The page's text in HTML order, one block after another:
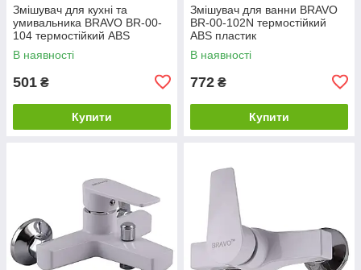
Змішувач для кухні та
умивальника BRAVO BR-00-
104 термостійкий ABS
пластик
В наявності
501 ₴
Купити
Змішувач для ванни BRAVO
BR-00-102N термостійкий
ABS пластик
В наявності
772 ₴
Купити